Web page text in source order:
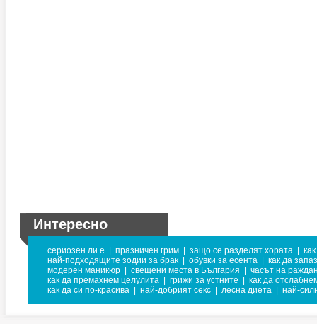
Интересно
сериозен ли е празничен грим защо се разделят хората
най-подходящите зодии за брак
обувки за есента
как да
модерен маникюр
свещени места в България
часът на
как да премахнем целулита
грижи за устните
как да
как да си по-красива
най-добрият секс лесна диета най-